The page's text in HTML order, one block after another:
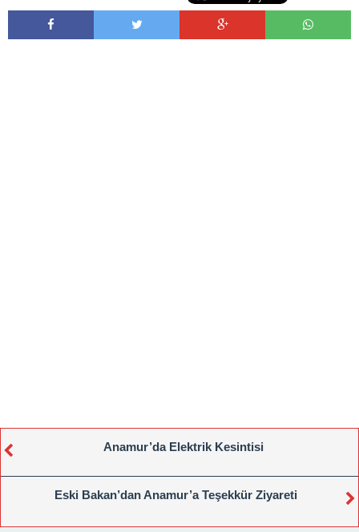
Anamur’da Elektrik Kesintisi
Eski Bakan’dan Anamur’a Teşekkür Ziyareti